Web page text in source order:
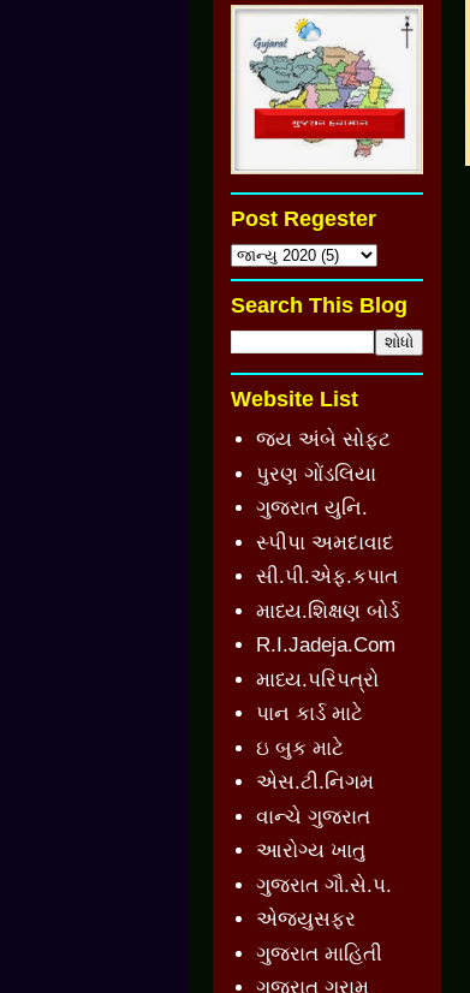
Post Regester
Search This Blog
Website List
જય અંબે સોફ્ટ
પુરણ ગોંડલિયા
ગુજરાત યુનિ.
સ્પીપા અમદાવાદ
સી.પી.એફ.કપાત
માધ્ય.શિક્ષણ બોર્ડ
R.I.Jadeja.Com
માધ્ય.પરિપત્રો
પાન કાર્ડ માટે
ઇ બુક માટે
એસ.ટી.નિગમ
વાન્ચે ગુજરાત
આરોગ્ય ખાતુ
ગુજરાત ગૌ.સે.પ.
એજ્યુસફર
ગુજરાત માહિતી
ગુજરાત ગ્રામ